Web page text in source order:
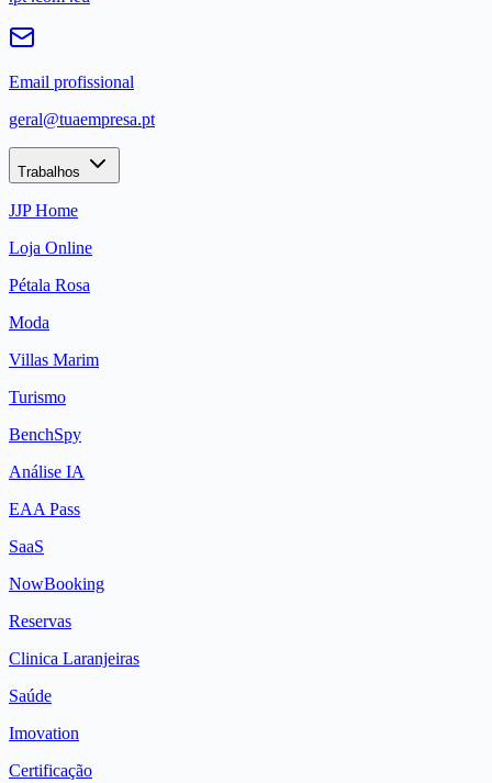
Email profissional
geral@tuaempresa.pt
Trabalhos
JJP Home
Loja Online
Pétala Rosa
Moda
Villas Marim
Turismo
BenchSpy
Análise IA
EAA Pass
SaaS
NowBooking
Reservas
Clinica Laranjeiras
Saúde
Imovation
Certificação